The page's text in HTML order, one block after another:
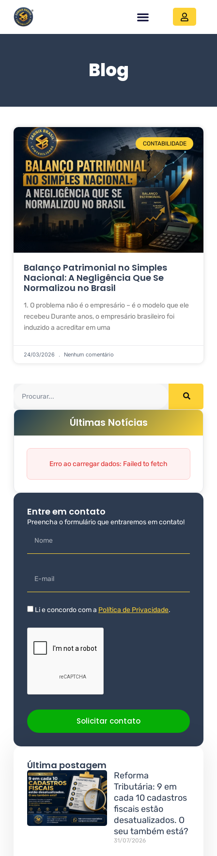
Blog
CONTABILIDADE
Balanço Patrimonial no Simples
Nacional: A Negligência Que Se
Normalizou no Brasil
1. O problema não é o empresário – é o modelo que ele
recebeu Durante anos, o empresário brasileiro foi
induzido a acreditar em uma
24/03/2026 Nenhum comentário
Últimas Notícias
Erro ao carregar dados: Failed to fetch
Entre em contato
Preencha o formulário que entraremos em contato!
Li e concordo com a Política de Privacidade.
Solicitar contato
Última postagem
Reforma
Tributária: 9 em
cada 10 cadastros
fiscais estão
desatualizados. O
seu também está?
31/07/2026